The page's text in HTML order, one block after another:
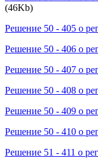
(46Kb)
Решение 50 - 405 о
Решение 50 - 406 о
Решение 50 - 407 о
Решение 50 - 408 о
Решение 50 - 409 о
Решение 50 - 410 о
Решение 51 - 411 о